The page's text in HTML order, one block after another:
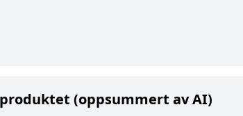
(oppsummert av AI)